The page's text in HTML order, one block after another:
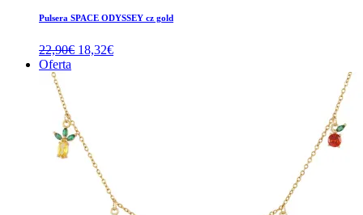
Pulsera SPACE ODYSSEY cz gold
22,90€ El
18,32€El
Oferta